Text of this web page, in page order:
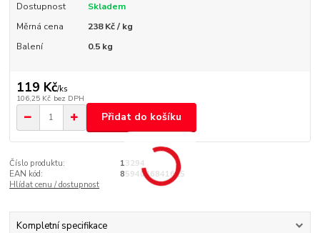
Dostupnost
Skladem
Měrná cena
238 Kč / kg
Balení
0.5 kg
119 Kč/ks
106,25 Kč bez DPH
Přidat do košíku
Číslo produktu:
13294
EAN kód:
8594046841625
Hlídat cenu / dostupnost
Kompletní specifikace